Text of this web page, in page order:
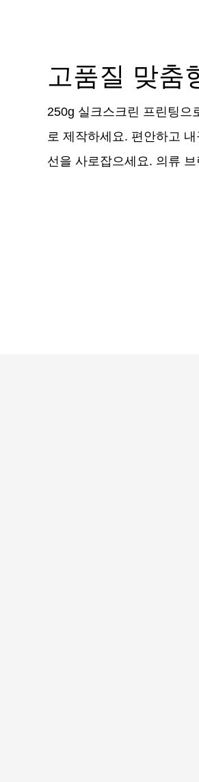
고품질 맞춤
250g 실크스크린 프린팅으
로 제작하세요. 편안하고
선을 사로잡으세요. 의류